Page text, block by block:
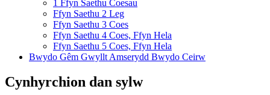
1 Ffyn Saethu Coesau
Ffyn Saethu 2 Leg
Ffyn Saethu 3 Coes
Ffyn Saethu 4 Coes, Ffyn Hela
Ffyn Saethu 5 Coes, Ffyn Hela
Bwydo Gêm Gwyllt Amserydd Bwydo Ceirw
Cynhyrchion dan sylw